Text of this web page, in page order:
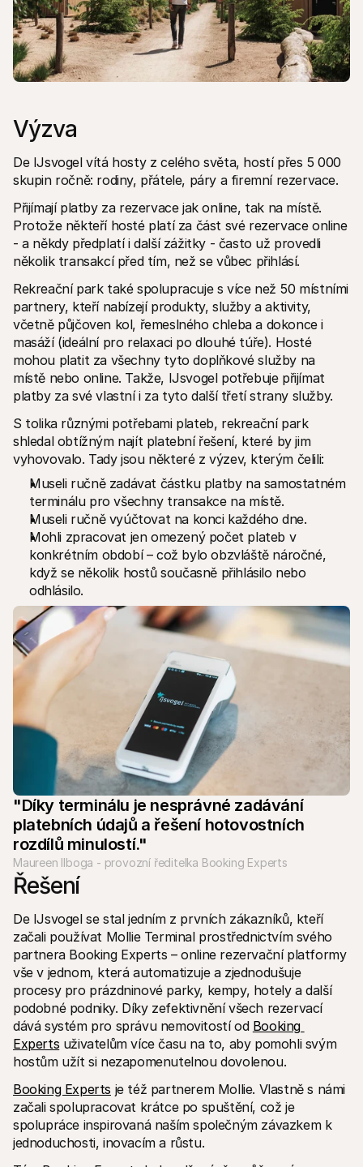
Výzva
De IJsvogel vítá hosty z celého světa, hostí přes 5 000
skupin ročně: rodiny, přátele, páry a firemní rezervace.
Přijímají platby za rezervace jak online, tak na místě.
Protože někteří hosté platí za část své rezervace online
- a někdy předplatí i další zážitky - často už provedli
několik transakcí před tím, než se vůbec přihlásí.
Rekreační park také spolupracuje s více než 50 místními
partnery, kteří nabízejí produkty, služby a aktivity,
včetně půjčoven kol, řemeslného chleba a dokonce i
masáží (ideální pro relaxaci po dlouhé túře). Hosté
mohou platit za všechny tyto doplňkové služby na
místě nebo online. Takže, IJsvogel potřebuje přijímat
platby za své vlastní i za tyto další třetí strany služby.
S tolika různými potřebami plateb, rekreační park
shledal obtížným najít platební řešení, které by jim
vyhovovalo. Tady jsou některé z výzev, kterým čelili:
Museli ručně zadávat částku platby na samostatném
terminálu pro všechny transakce na místě.
Museli ručně vyúčtovat na konci každého dne.
Mohli zpracovat jen omezený počet plateb v
konkrétním období – což bylo obzvláště náročné,
když se několik hostů současně přihlásilo nebo
odhlásilo.
"Díky terminálu je nesprávné zadávání
platebních údajů a řešení hotovostních
rozdílů minulostí."
Maureen Ilboga - provozní ředitelka Booking Experts
Řešení
De IJsvogel se stal jedním z prvních zákazníků, kteří
začali používat Mollie Terminal prostřednictvím svého
partnera Booking Experts – online rezervační platformy
vše v jednom, která automatizuje a zjednodušuje
procesy pro prázdninové parky, kempy, hotely a další
podobné podniky. Díky zefektivnění všech rezervací
dává systém pro správu nemovitostí od Booking
Experts uživatelům více času na to, aby pomohli svým
hostům užít si nezapomenutelnou dovolenou.
Booking Experts je též partnerem Mollie. Vlastně s námi
začali spolupracovat krátce po spuštění, což je
spolupráce inspirovaná naším společným závazkem k
jednoduchosti, inovacím a růstu.